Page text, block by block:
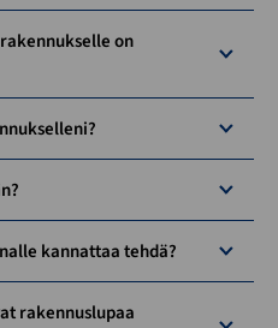
on
kannattaa tehdä?
rakennuslupaa